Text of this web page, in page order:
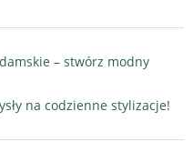
– stwórz modny
na codzienne stylizacje!